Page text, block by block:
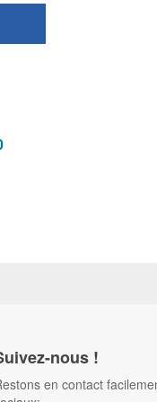
nous !
en contact